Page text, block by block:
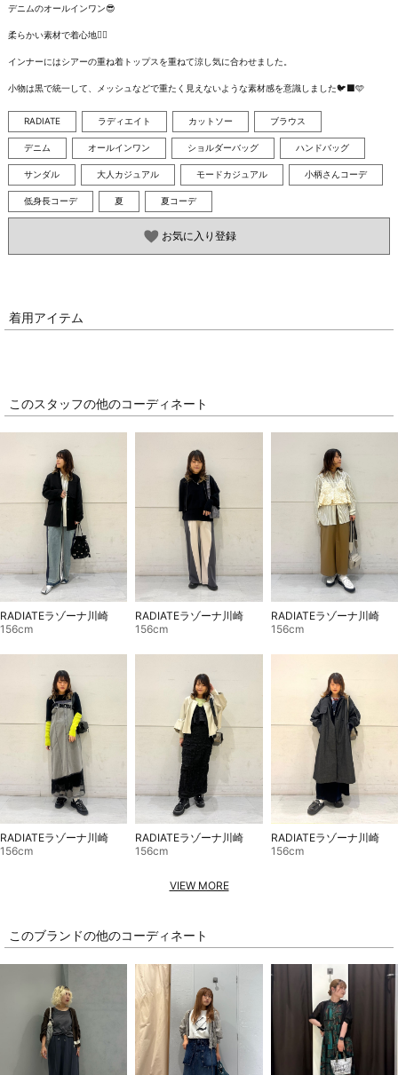
デニムのオールインワン😎
柔らかい素材で着心地🙆‍♀️
インナーにはシアーの重ね着トップスを重ねて涼し気に合わせました。
小物は黒で統一して、メッシュなどで重たく見えないような素材感を意識しました🐦‍⬛🩵
RADIATE ラディエイト カットソー ブラウス
デニム オールインワン ショルダーバッグ ハンドバッグ
サンダル 大人カジュアル モードカジュアル 小柄さんコーデ
低身長コーデ 夏 夏コーデ
お気に入り登録
着用アイテム
このスタッフの他のコーディネート
RADIATEラゾーナ川崎
156cm
RADIATEラゾーナ川崎
156cm
RADIATEラゾーナ川崎
156cm
RADIATEラゾーナ川崎
156cm
RADIATEラゾーナ川崎
156cm
RADIATEラゾーナ川崎
156cm
VIEW MORE
このブランドの他のコーディネート